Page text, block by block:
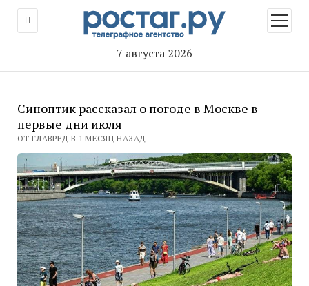
7 августа 2026
меню
Синоптик рассказал о погоде в Москве в
первые дни июля
ОТ ГЛАВРЕД В 1 МЕСЯЦ НАЗАД